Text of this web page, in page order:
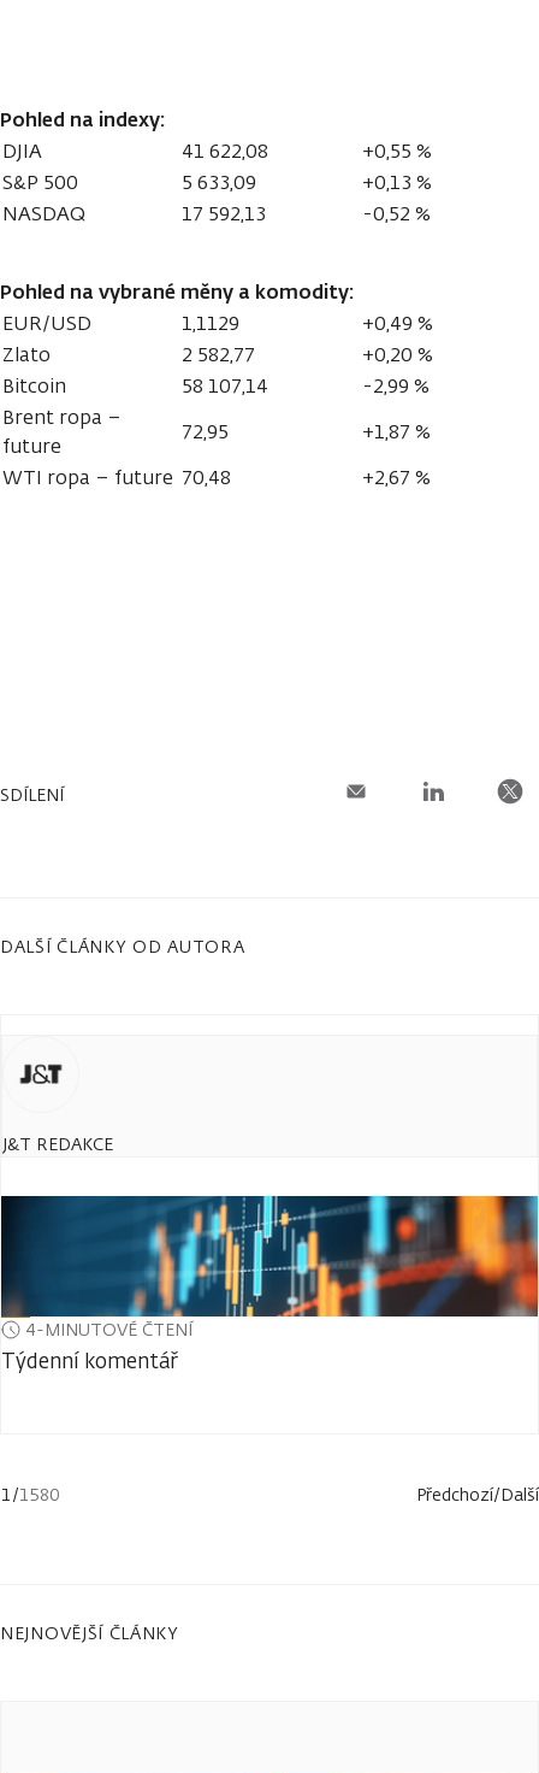
Pohled na indexy:
DJIA 41 622,08
+0,55 %
S&P 500
5 633,09
+0,13 %
NASDAQ
17 592,13 -0,52 %
Pohled na vybrané měny a komodity:
EUR/USD 1,1129
+0,49 %
Zlato
2 582,77
+0,20 %
Bitcoin
58 107,14
-2,99 %
Brent ropa –
future
72,95
+1,87 %
WTI ropa – future 70,48 +2,67 %
SDÍLENÍ
DALŠÍ ČLÁNKY OD AUTORA
J&T REDAKCE
4-MINUTOVÉ ČTENÍ
Týdenní komentář
1/1580 Předchozí/Další
NEJNOVĚJŠÍ ČLÁNKY